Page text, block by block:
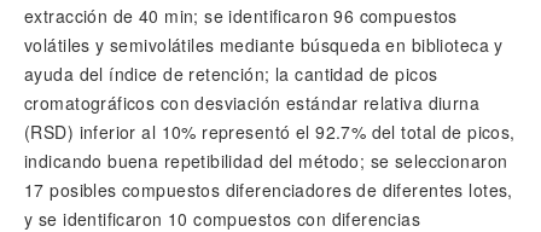
extracción de 40 min; se identificaron 96 compuestos
volátiles y semivolátiles mediante búsqueda en biblioteca y
ayuda del índice de retención; la cantidad de picos
cromatográficos con desviación estándar relativa diurna
(RSD) inferior al 10% representó el 92.7% del total de picos,
indicando buena repetibilidad del método; se seleccionaron
17 posibles compuestos diferenciadores de diferentes lotes,
y se identificaron 10 compuestos con diferencias